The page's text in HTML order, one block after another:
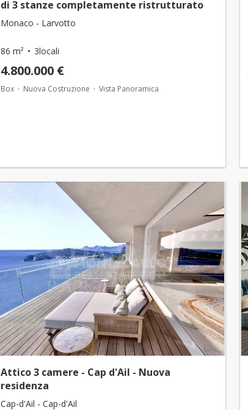
di 3 stanze completamente ristrutturato
Monaco - Larvotto
86 m² 3locali
4.800.000 €
Box Nuova Costruzione Vista Panoramica
Attico 3 camere - Cap d'Ail - Nuova
residenza
Cap-d'Ail - Cap-d'Ail